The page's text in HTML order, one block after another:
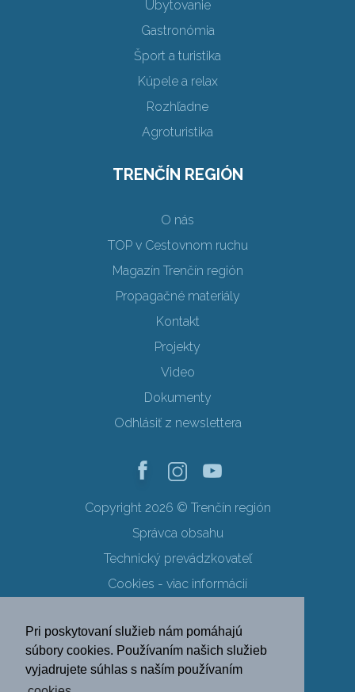
Pri poskytovaní služieb nám pomáhajú
súbory cookies. Používaním našich služieb
vyjadrujete súhlas s naším používaním
Ubytovanie
Gastronómia
Šport a turistika
Kúpele a relax
Rozhľadne
Agroturistika
TRENČÍN REGIÓN
O nás
TOP v Cestovnom ruchu
Magazín Trenčín región
Propagačné materiály
Kontakt
Projekty
Video
Dokumenty
Odhlásiť z newslettera
Copyright 2026 © Trenčín región
Správca obsahu
Technický prevádzkovateľ
Cookies - viac informácií
Ochrana osobných údajov
SK EN DE
PL